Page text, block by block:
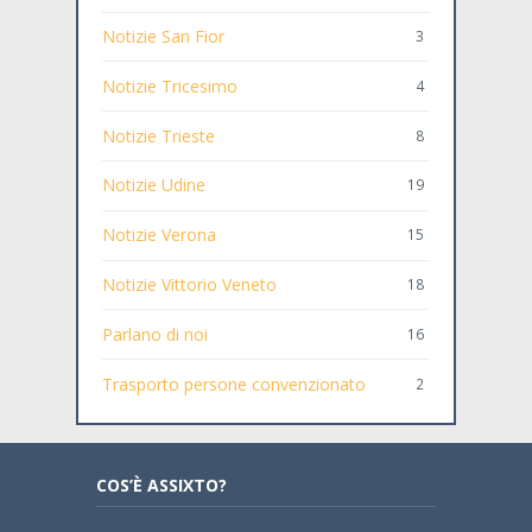
Notizie San Fior 3
Notizie Tricesimo 4
Notizie Trieste 8
Notizie Udine 19
Notizie Verona 15
Notizie Vittorio Veneto 18
Parlano di noi 16
Trasporto persone convenzionato 2
COS’È ASSIXTO?